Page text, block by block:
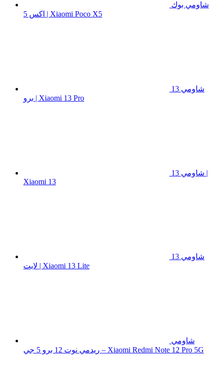
شاومي بوك
اكس 5 | Xiaomi Poco X5
شاومي 13
برو | Xiaomi 13 Pro
شاومي 13 |
Xiaomi 13
شاومي 13
لايت | Xiaomi 13 Lite
شاومي
ريدمي نوت 12 برو 5 جي – Xiaomi Redmi Note 12 Pro 5G